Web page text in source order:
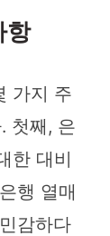
항
가지 주
첫째, 은
한 대비
행 열매
감하다